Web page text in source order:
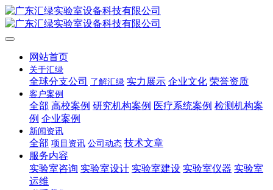
网站首页
关于汇绿
全球分支公司 了解汇绿 实力展示 企业文化 荣誉资质
客户案例
全部 高校案例 研究机构案例 医疗系统案例 检测机构案
例 企业案例
新闻资讯
全部 项目资讯 公司动态 技术文章
服务内容
实验室咨询 实验室设计 实验室建设 实验室仪器 实验室
运维